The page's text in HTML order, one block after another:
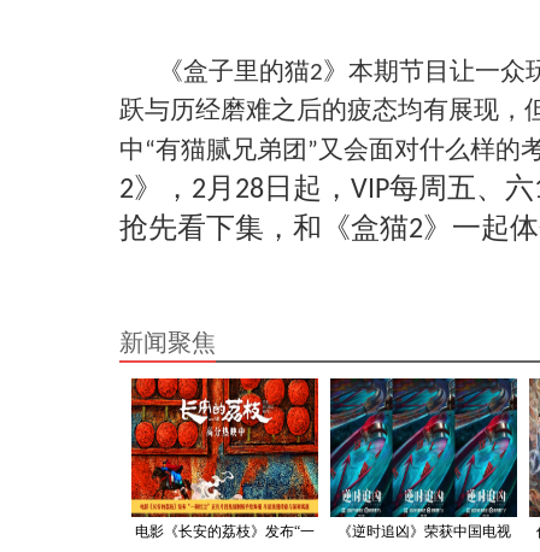
《盒子里的猫2》本期节目让一众
跃与历经磨难之后的疲态均有展现，
中“有猫腻兄弟团”又会面对什么样的
2》， 2 月 28 日起， VIP每周五、六
抢先看下集，和《盒猫2》一起
新闻聚焦
电影《长安的荔枝》发布“一
《逆时追凶》荣获中国电视